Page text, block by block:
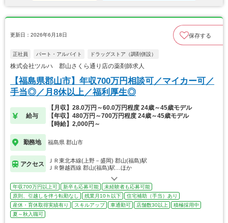
更新日：2026年6月18日 保存する
正社員 パート・アルバイト ドラッグストア（調剤併設）
株式会社ツルハ 郡山さくら通り店の薬剤師求人
【福島県郡山市】年収700万円相談可／マイカー可／
手当◎／月8休以上／福利厚生◎
給与
【月収】28.0万円～60.0万円程度 24歳～45歳モデル
【年収】480万円～700万円程度 24歳～45歳モデル
【時給】2,000円～
勤務地 福島県 郡山市
アクセス
ＪＲ東北本線(上野－盛岡) 郡山(福島)駅
ＪＲ磐越西線 郡山(福島)駅…ほか
年収700万円以上可 新卒も応募可能
未経験者も応募可能
原則、引越しを伴う転勤なし
残業月10ｈ以下
住宅補助（手当）あり
産休・育休取得実績有り
スキルアップ 車通勤可 店舗数30以上
積極採用中
夏～秋入職可